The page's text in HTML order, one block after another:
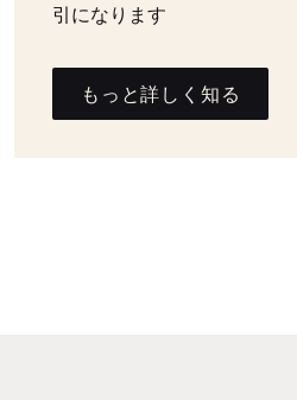
引になります
もっと詳しく知る